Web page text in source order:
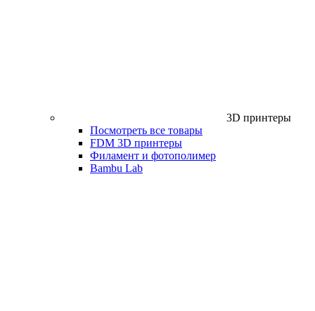
3D принтеры
Посмотреть все товары
FDM 3D принтеры
Филамент и фотополимер
Bambu Lab